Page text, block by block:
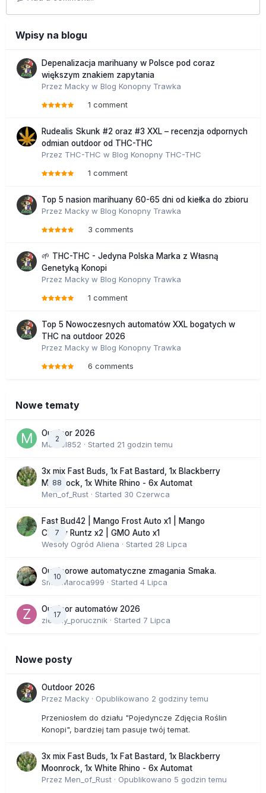
Wpisy na blogu
Depenalizacja marihuany w Polsce pod coraz
większym znakiem zapytania
Przez Macky w Blog Konopny Trawka
1 comment
Rudealis Skunk #2 oraz #3 XXL – recenzja odpornych
odmian outdoor od THC-THC
Przez THC-THC w Blog Konopny THC-THC
1 comment
Top 5 nasion marihuany 60-65 dni od kiełka do zbioru
Przez Macky w Blog Konopny Trawka
3 comments
🌱 THC-THC - Jedyna Polska Marka z Własną
Genetyką Konopi
Przez Macky w Blog Konopny Trawka
1 comment
Top 5 Nowoczesnych automatów XXL bogatych w
THC na outdoor 2026
Przez Macky w Blog Konopny Trawka
6 comments
Nowe tematy
2
Outdoor 2026
Marcel852 · Started 21 godzin temu
88
3x mix Fast Buds, 1x Fat Bastard, 1x Blackberry
Moonrock, 1x White Rhino - 6x Automat
Men_of_Rust · Started 30 Czerwca
7
Fast Bud42 | Mango Frost Auto x1 | Mango
Cherry Runtz x2 | GMO Auto x1
Wesoły Ogród Aliena · Started 28 Lipca
10
Outdoorowe automatyczne zmagania Smaka.
SmakMaroca999 · Started 4 Lipca
17
Outdoor automatów 2026
zielony_porucznik · Started 7 Lipca
Nowe posty
Outdoor 2026
Przez Macky · Opublikowano 2 godziny temu
Przeniosłem do działu "Pojedyncze Zdjęcia Roślin
Konopi", bardziej tam pasuje twój temat.
3x mix Fast Buds, 1x Fat Bastard, 1x Blackberry
Moonrock, 1x White Rhino - 6x Automat
Przez Men_of_Rust · Opublikowano 5 godzin temu